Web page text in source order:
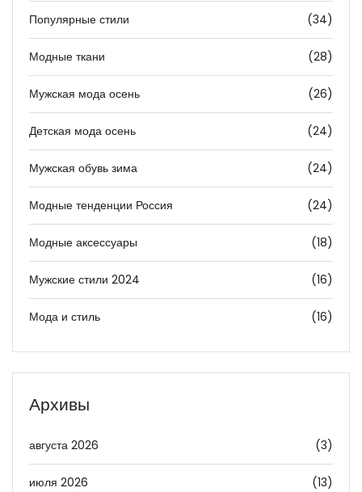
Популярные стили (34)
Модные ткани (28)
Мужская мода осень (26)
Детская мода осень (24)
Мужская обувь зима (24)
Модные тенденции Россия (24)
Модные аксессуары (18)
Мужские стили 2024 (16)
Мода и стиль (16)
Архивы
августа 2026 (3)
июля 2026 (13)